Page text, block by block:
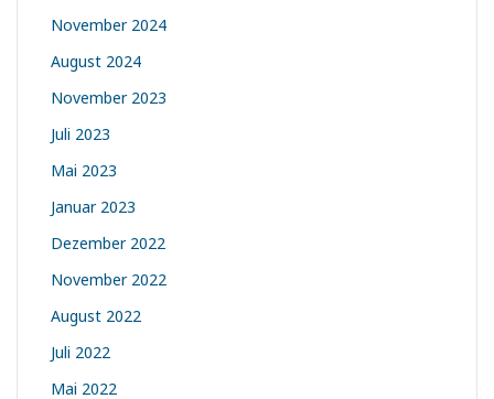
November 2024
August 2024
November 2023
Juli 2023
Mai 2023
Januar 2023
Dezember 2022
November 2022
August 2022
Juli 2022
Mai 2022